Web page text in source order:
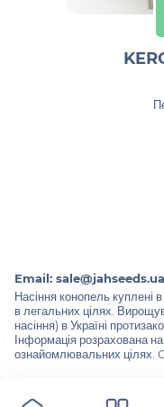
Email: sale@jahseeds.ua
Насіння конопель куплені
в легальних цілях.
насіння) в Україні
Інформація розрахована
ознайомлювальних